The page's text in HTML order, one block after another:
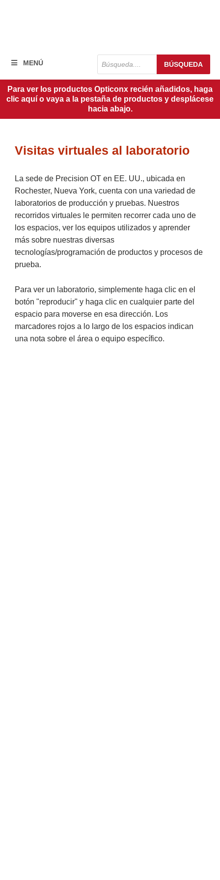
MENÚ
Búsqueda
de
productos
BÚSQUEDA
Para ver los productos Opticonx recién añadidos, haga
clic aquí o vaya a la pestaña de productos y desplácese
hacia abajo.
Visitas virtuales al laboratorio
La sede de Precision OT en EE. UU., ubicada en
Rochester, Nueva York, cuenta con una variedad de
laboratorios de producción y pruebas. Nuestros
recorridos virtuales le permiten recorrer cada uno de
los espacios, ver los equipos utilizados y aprender
más sobre nuestras diversas
tecnologías/programación de productos y procesos de
prueba.
Para ver un laboratorio, simplemente haga clic en el
botón "reproducir" y haga clic en cualquier parte del
espacio para moverse en esa dirección. Los
marcadores rojos a lo largo de los espacios indican
una nota sobre el área o equipo específico.